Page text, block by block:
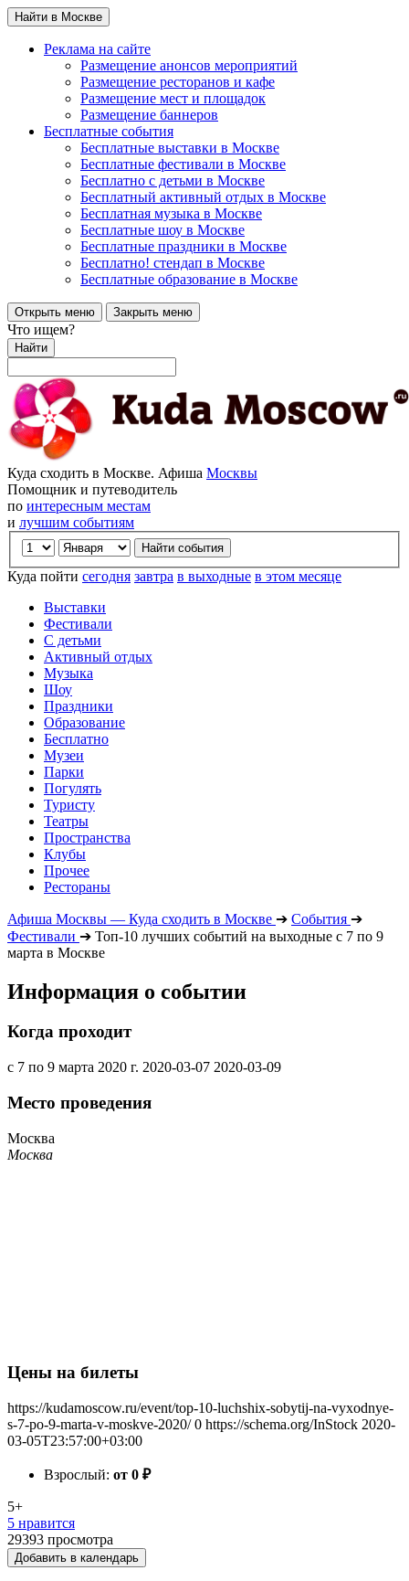
Найти в Москве
Реклама на сайте
Размещение анонсов мероприятий
Размещение ресторанов и кафе
Размещение мест и площадок
Размещение баннеров
Бесплатные события
Бесплатные выставки в Москве
Бесплатные фестивали в Москве
Бесплатно с детьми в Москве
Бесплатный активный отдых в Москве
Бесплатная музыка в Москве
Бесплатные шоу в Москве
Бесплатные праздники в Москве
Бесплатно! стендап в Москве
Бесплатные образование в Москве
Открыть меню Закрыть меню
Что ищем?
Найти
Куда сходить в Москве. Афиша Москвы
Помощник и путеводитель
по интересным местам
и лучшим событиям
Куда пойти сегодня завтра в выходные в этом месяце
Выставки
Фестивали
С детьми
Активный отдых
Музыка
Шоу
Праздники
Образование
Бесплатно
Музеи
Парки
Погулять
Туристу
Театры
Пространства
Клубы
Прочее
Рестораны
Афиша Москвы — Куда сходить в Москве ➔ События ➔
Фестивали ➔ Топ-10 лучших событий на выходные с 7 по 9
марта в Москве
Информация о событии
Когда проходит
с 7 по 9 марта 2020 г. 2020-03-07 2020-03-09
Место проведения
Москва
Москва
Цены на билеты
https://kudamoscow.ru/event/top-10-luchshix-sobytij-na-vyxodnye-
s-7-po-9-marta-v-moskve-2020/ 0 https://schema.org/InStock 2020-
03-05T23:57:00+03:00
Взрослый: от 0 ₽
5+
5 нравится
29393 просмотра
Добавить в календарь